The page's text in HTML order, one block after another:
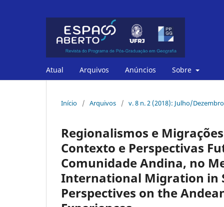
Atual Arquivos Anúncios Sobre
Início / Arquivos / v. 8 n. 2 (2018): Julho/
Regionalismos e
Contexto e Perspectivas
Comunidade Andina, no
International Migration in
Perspectives on the